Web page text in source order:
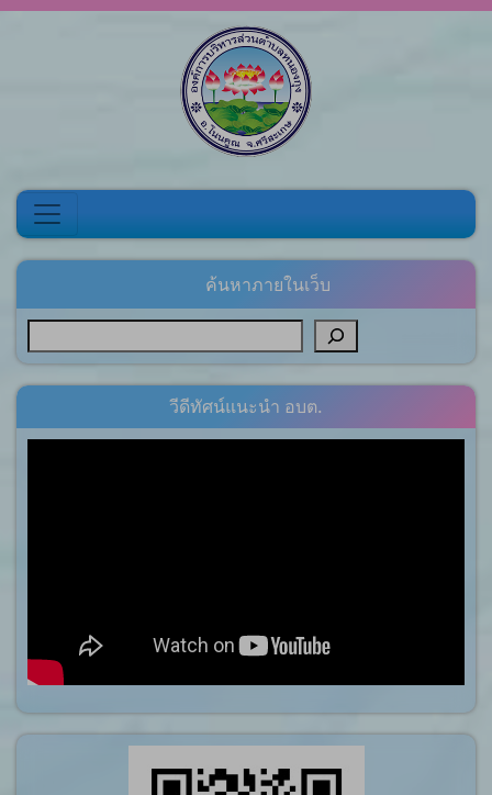
ค้นหาภายในเว็บ
วีดีทัศน์แนะนำ อบต.